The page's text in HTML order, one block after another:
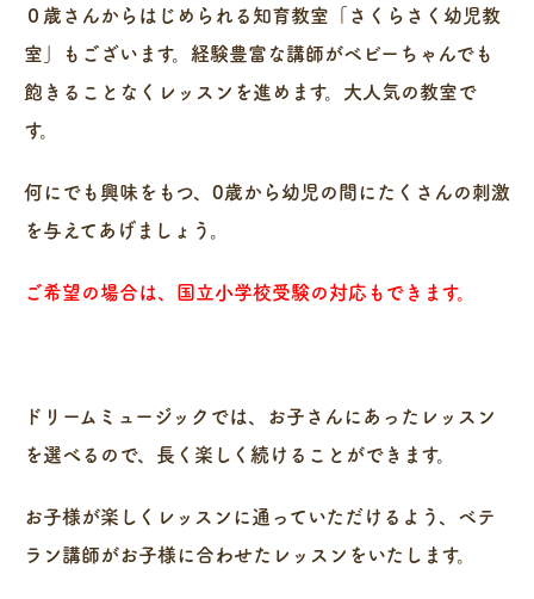
０歳さんからはじめられる知育教室「さくらさく幼児教
室」もございます。経験豊富な講師がベビーちゃんでも
飽きることなくレッスンを進めます。大人気の教室で
す。
何にでも興味をもつ、0歳から幼児の間にたくさんの刺激
を与えてあげましょう。
ご希望の場合は、国立小学校受験の対応もできます。
ドリームミュージックでは、お子さんにあったレッスン
を選べるので、長く楽しく続けることができます。
お子様が楽しくレッスンに通っていただけるよう、ベテ
ラン講師がお子様に合わせたレッスンをいたします。